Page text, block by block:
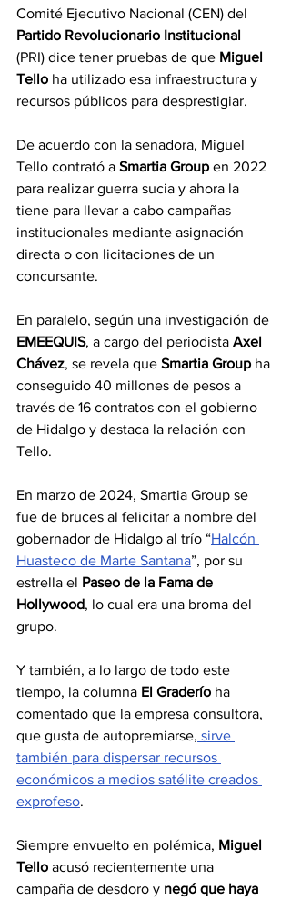
Comité Ejecutivo Nacional (CEN) del
Partido Revolucionario Institucional
(PRI) dice tener pruebas de que Miguel
Tello ha utilizado esa infraestructura y
recursos públicos para desprestigiar.
De acuerdo con la senadora, Miguel
Tello contrató a Smartia Group en 2022
para realizar guerra sucia y ahora la
tiene para llevar a cabo campañas
institucionales mediante asignación
directa o con licitaciones de un
concursante.
En paralelo, según una investigación de
EMEEQUIS, a cargo del periodista Axel
Chávez, se revela que Smartia Group ha
conseguido 40 millones de pesos a
través de 16 contratos con el gobierno
de Hidalgo y destaca la relación con
Tello.
En marzo de 2024, Smartia Group se
fue de bruces al felicitar a nombre del
gobernador de Hidalgo al trío “Halcón
Huasteco de Marte Santana”, por su
estrella el Paseo de la Fama de
Hollywood, lo cual era una broma del
grupo.
Y también, a lo largo de todo este
tiempo, la columna El Graderío ha
comentado que la empresa consultora,
que gusta de autopremiarse, sirve
también para dispersar recursos
económicos a medios satélite creados
exprofeso.
Siempre envuelto en polémica, Miguel
Tello acusó recientemente una
campaña de desdoro y negó que haya